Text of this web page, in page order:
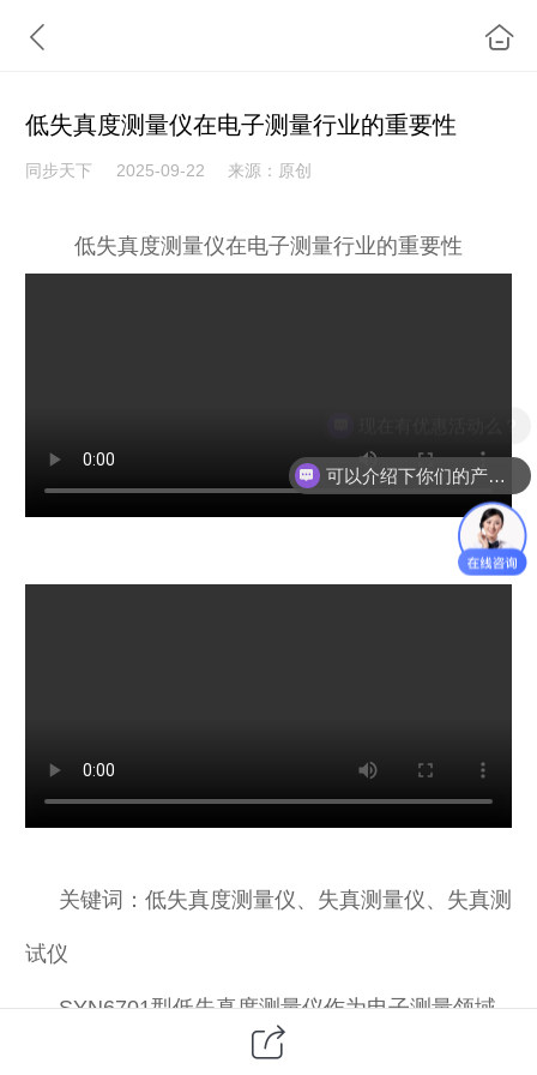
​低失真度测量仪在电子测量行业的重要性
同步天下 2025-09-22 来源：原创
低失真度测量仪在电子测量行业的重要性
关键词：低失真度测量仪、失真测量仪、失真测
试仪
SYN6701型低失真度测量仪作为电子测量领域
的核心仪器之一，是评估电子信号“纯净度”的关键
可以介绍下你们的产品么？